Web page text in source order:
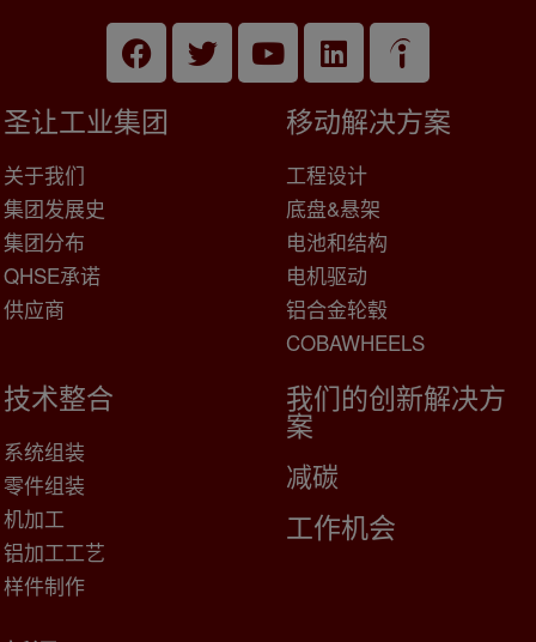
圣让工业集团
关于我们
集团发展史
集团分布
QHSE承诺
供应商
移动解决方案
工程设计
底盘&悬架
电池和结构
电机驱动
铝合金轮毂
COBAWHEELS
技术整合
系统组装
零件组装
机加工
铝加工工艺
样件制作
我们的创新解决方
案
减碳
工作机会